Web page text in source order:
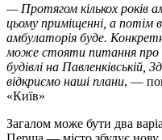
— Протягом кількох років
цьому приміщенні, а
амбулаторія буде.
може стояти питання про
будівлі на
відкриємо наші плани, —
«Київ»
Загалом може бути два